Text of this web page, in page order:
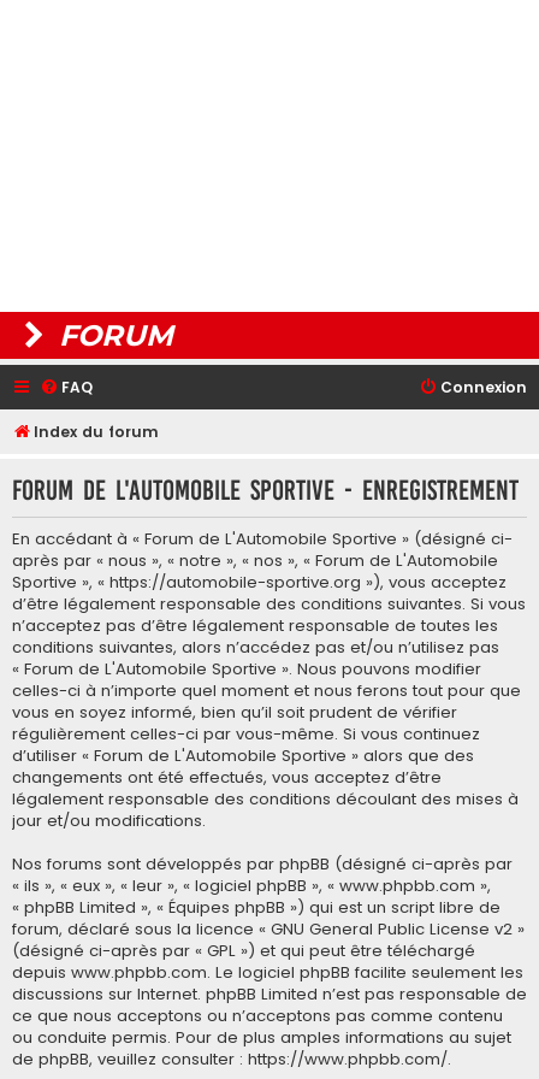
FORUM
FAQ Connexion
Index du forum
Forum de L'Automobile Sportive - Enregistrement
En accédant à « Forum de L'Automobile Sportive » (désigné ci-
après par « nous », « notre », « nos », « Forum de L'Automobile
Sportive », « https://automobile-sportive.org »), vous acceptez
d’être légalement responsable des conditions suivantes. Si vous
n’acceptez pas d’être légalement responsable de toutes les
conditions suivantes, alors n’accédez pas et/ou n’utilisez pas
« Forum de L'Automobile Sportive ». Nous pouvons modifier
celles-ci à n’importe quel moment et nous ferons tout pour que
vous en soyez informé, bien qu’il soit prudent de vérifier
régulièrement celles-ci par vous-même. Si vous continuez
d’utiliser « Forum de L'Automobile Sportive » alors que des
changements ont été effectués, vous acceptez d’être
légalement responsable des conditions découlant des mises à
jour et/ou modifications.
Nos forums sont développés par phpBB (désigné ci-après par
« ils », « eux », « leur », « logiciel phpBB », « www.phpbb.com »,
« phpBB Limited », « Équipes phpBB ») qui est un script libre de
forum, déclaré sous la licence « GNU General Public License v2 »
(désigné ci-après par « GPL ») et qui peut être téléchargé
depuis www.phpbb.com. Le logiciel phpBB facilite seulement les
discussions sur Internet. phpBB Limited n’est pas responsable de
ce que nous acceptons ou n’acceptons pas comme contenu
ou conduite permis. Pour de plus amples informations au sujet
de phpBB, veuillez consulter : https://www.phpbb.com/.